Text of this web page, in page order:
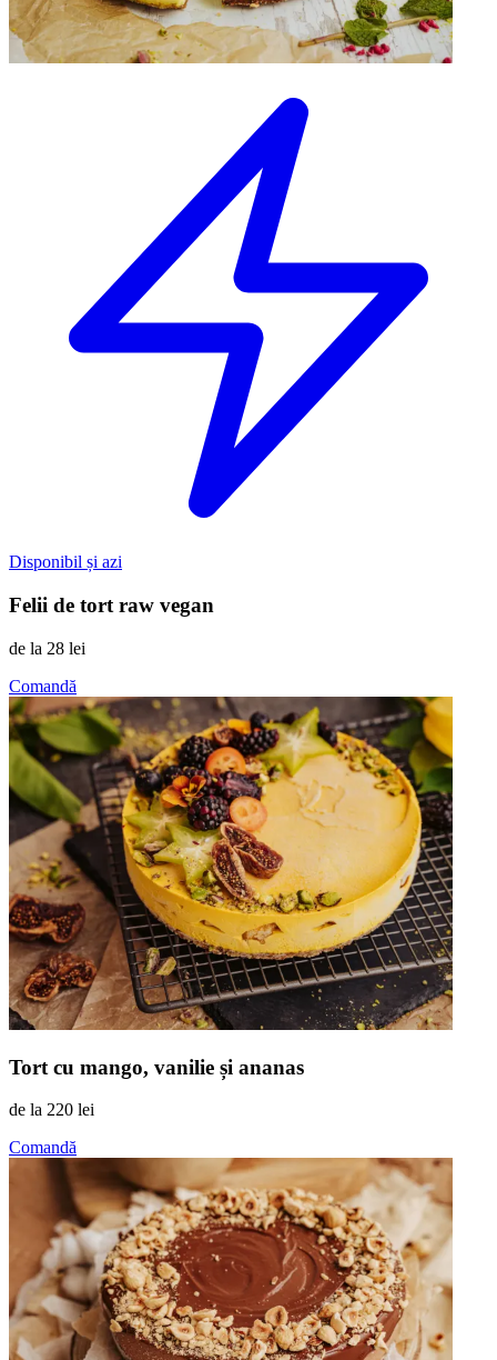
Disponibil și azi
Felii de tort raw vegan
de la 28 lei
Comandă
Tort cu mango, vanilie și ananas
de la 220 lei
Comandă